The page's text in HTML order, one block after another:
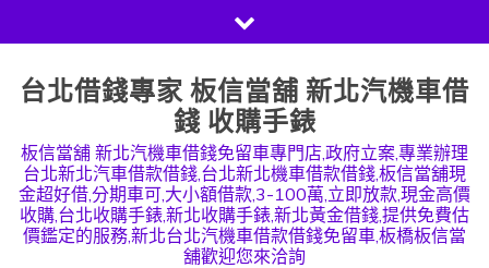
to
content
台北借錢專家 板信當舖 新北汽機車借
錢 收購手錶
板信當舖 新北汽機車借錢免留車專門店,政府立案,專業辦理
台北新北汽車借款借錢,台北新北機車借款借錢,板信當舖現
金超好借,分期車可,大小額借款,3-100萬,立即放款,現金高價
收購,台北收購手錶,新北收購手錶,新北黃金借錢,提供免費估
價鑑定的服務,新北台北汽機車借款借錢免留車,板橋板信當
舖歡迎您來洽詢